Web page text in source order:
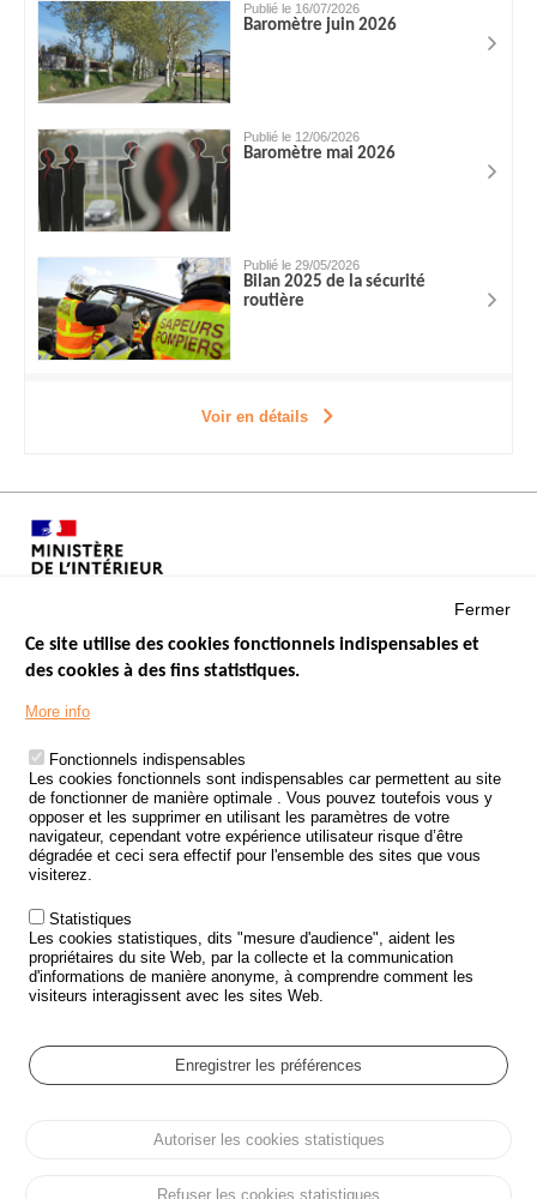
Publié le 16/07/2026
Baromètre juin 2026
Publié le 12/06/2026
Baromètre mai 2026
Publié le 29/05/2026
Bilan 2025 de la sécurité
routière
Voir en détails
Menu
Footer
LES SITES PUBLICS
ÉTAT DE L’INSÉCURITÉ ROUTIÈRE
TRAITEMENT DES DONNÉES PERSONNELLES DES ACCIDENTS DE
LA ROUTE
ETUDES ET RECHERCHES
APPEL À PROJETS
POLITIQUE DE SÉCURITÉ ROUTIÈRE
Outils
AGENDA
GLOSSAIRE
Cookie settings
Protection des données personnelles et Cookies
Fermer
Ce site utilise des cookies fonctionnels indispensables et
des cookies à des fins statistiques.
More info
Fonctionnels indispensables
Les cookies fonctionnels sont indispensables car permettent au site
de fonctionner de manière optimale . Vous pouvez toutefois vous y
opposer et les supprimer en utilisant les paramètres de votre
navigateur, cependant votre expérience utilisateur risque d’être
dégradée et ceci sera effectif pour l'ensemble des sites que vous
visiterez.
Statistiques
Les cookies statistiques, dits "mesure d'audience", aident les
propriétaires du site Web, par la collecte et la communication
d'informations de manière anonyme, à comprendre comment les
visiteurs interagissent avec les sites Web.
Enregistrer les préférences
Autoriser les cookies statistiques
Refuser les cookies statistiques